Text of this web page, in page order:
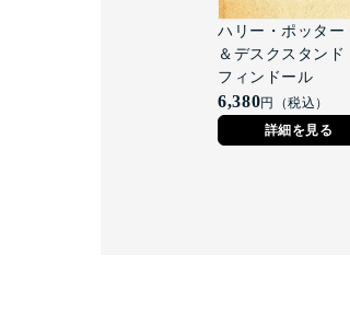
ハリー・ポッタ
＆デスクスタン
フィンドール
6,380円（税込）
詳細を見る